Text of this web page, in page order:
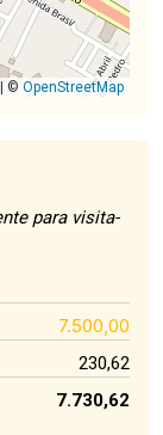
| © OpenStreetMap
para visita-
7.500,00
230,62
7.730,62